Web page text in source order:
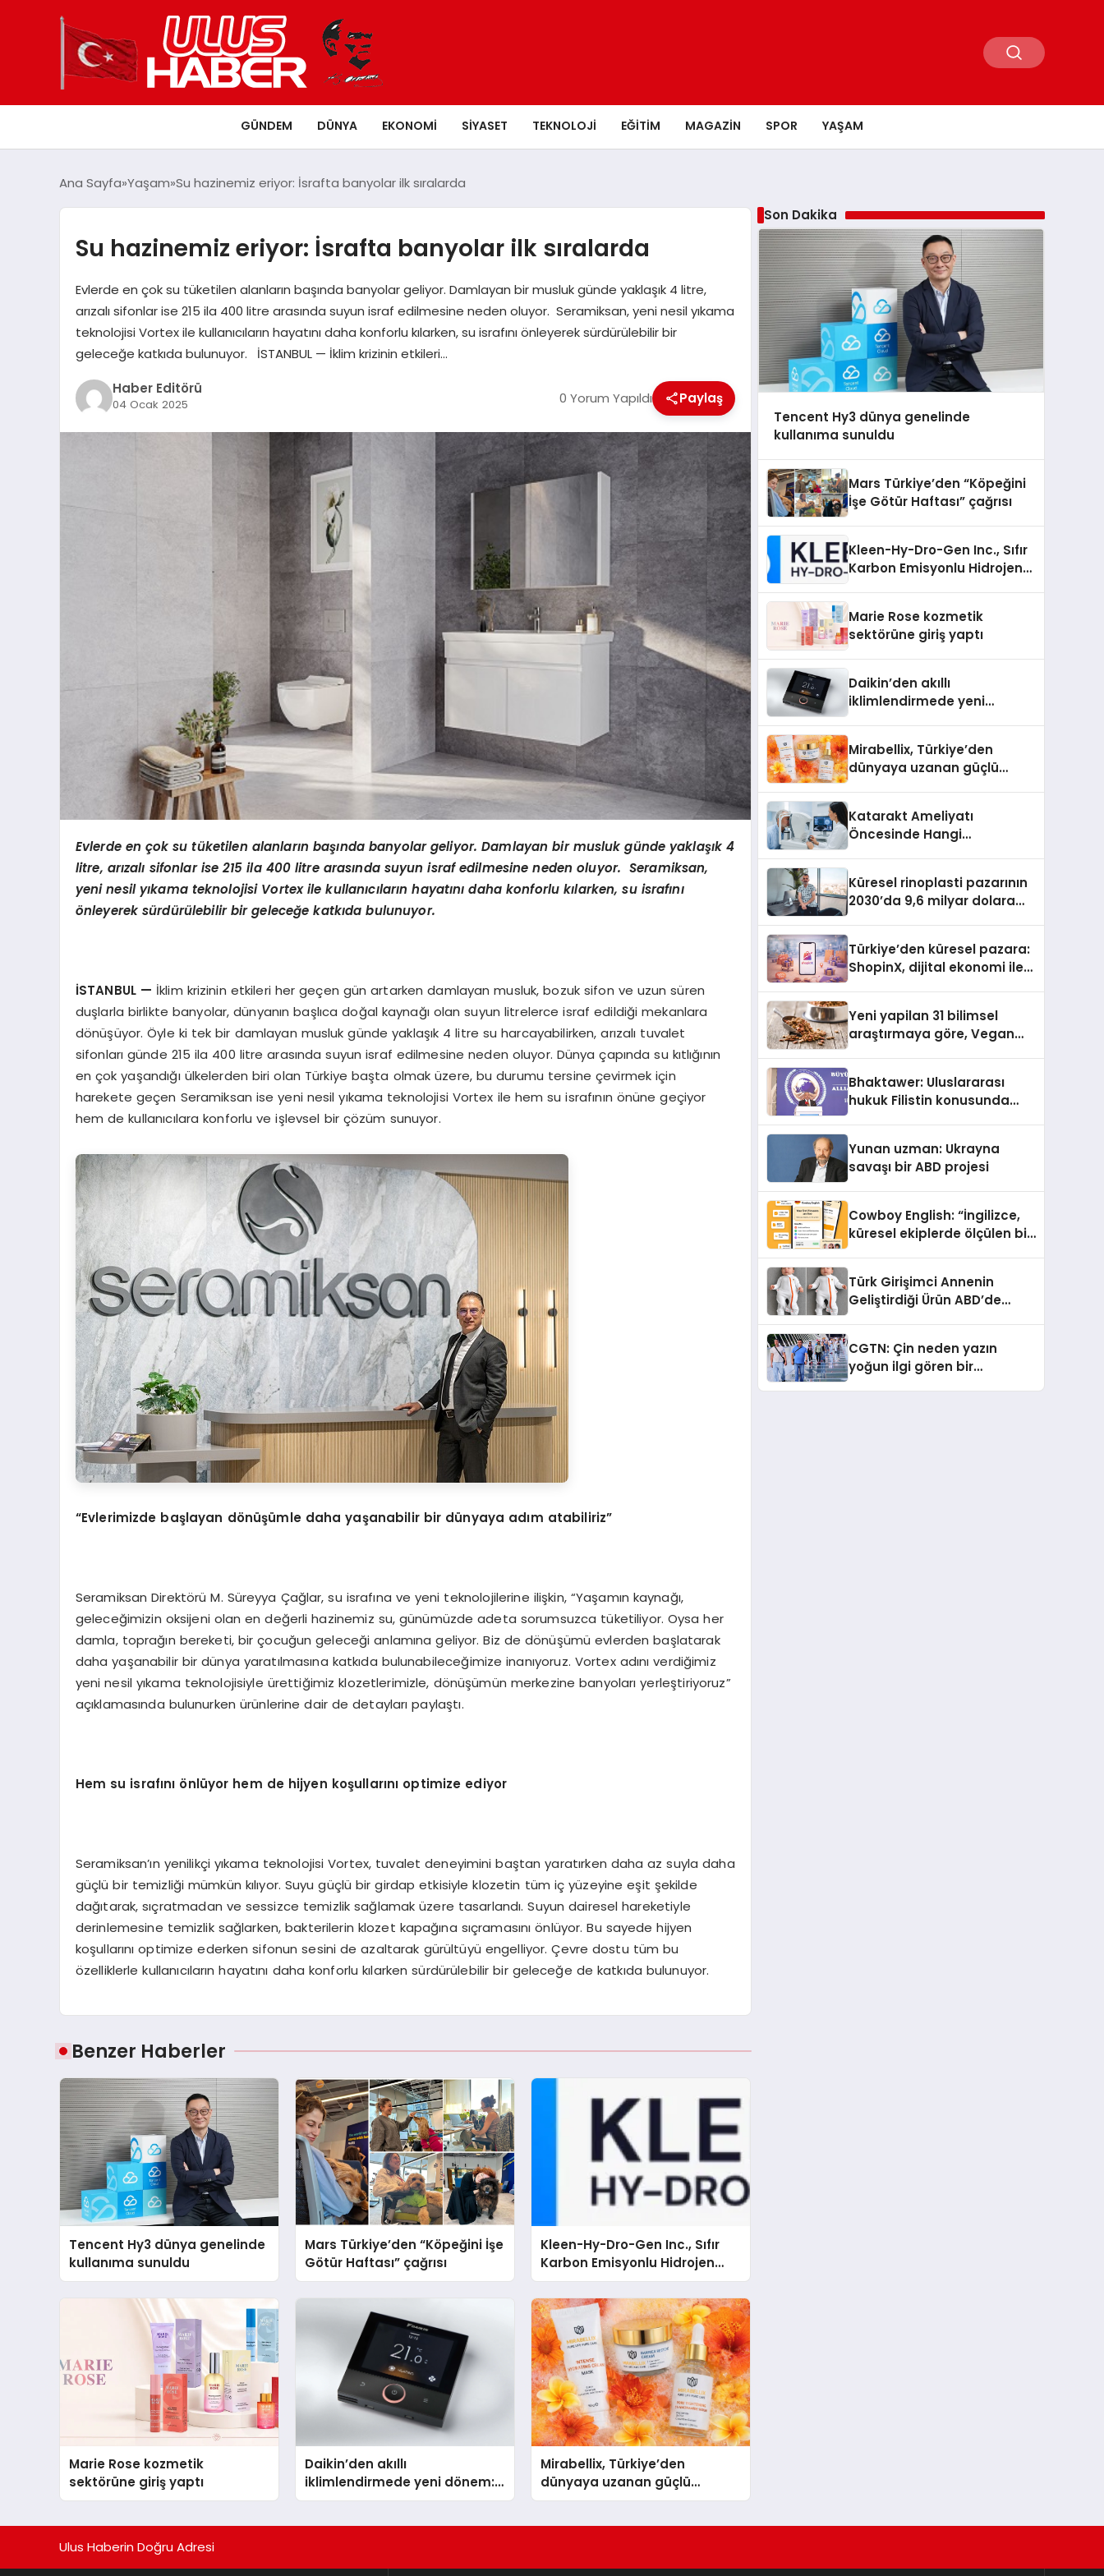
GÜNDEM DÜNYA EKONOMI SIYASET TEKNOLOJI EĞITIM MAGAZIN SPOR YAŞAM
Ana Sayfa Yaşam Su hazinemiz eriyor: İsrafta banyolar ilk sıralarda
Su hazinemiz eriyor: İsrafta banyolar ilk sıralarda
Evlerde en çok su tüketilen alanların başında banyolar geliyor. Damlayan bir musluk günde yaklaşık 4 litre,
arızalı sifonlar ise 215 ila 400 litre arasında suyun israf edilmesine neden oluyor. Seramiksan, yeni nesil yıkama
teknolojisi Vortex ile kullanıcıların hayatını daha konforlu kılarken, su israfını önleyerek sürdürülebilir bir
geleceğe katkıda bulunuyor. İSTANBUL — İklim krizinin etkileri…
Haber Editörü
04 Ocak 2025 0 Yorum Yapıldı Paylaş
Evlerde en çok su tüketilen alanların başında banyolargeliyor. Damlayan bir musluk günde yaklaşık 4
litre, arızalı sifonlar ise 215 ila 400 litre arasında suyun israf edilmesine neden oluyor. Seramiksan,
yeni nesil yıkama teknolojisi Vortex ile kullanıcıların hayatını daha konforlu kılarken, su israfını
önleyerek sürdürülebilir bir geleceğe katkıda bulunuyor.
İSTANBUL — İklim krizinin etkileri her geçen gün artarken damlayan musluk, bozuk sifon ve uzun süren
duşlarla birlikte banyolar, dünyanın başlıca doğal kaynağı olan suyun litrelerce israf edildiği mekanlara
dönüşüyor. Öyle ki tek bir damlayan musluk günde yaklaşık 4 litre su harcayabilirken, arızalı tuvalet
sifonları günde 215 ila 400 litre arasında suyun israf edilmesine neden oluyor. Dünya çapında su kıtlığının
en çok yaşandığı ülkelerden biri olan Türkiye başta olmak üzere, bu durumu tersine çevirmek için
harekete geçen Seramiksan ise yeni nesil yıkama teknolojisi Vortex ile hem su israfının önüne geçiyor
hem de kullanıcılara konforlu ve işlevsel bir çözüm sunuyor.
“Evlerimizde başlayan dönüşümle daha yaşanabilir bir dünyaya adım atabiliriz”
Seramiksan Direktörü M. Süreyya Çağlar, su israfına ve yeni teknolojilerine ilişkin, “Yaşamın kaynağı,
geleceğimizin oksijeni olan en değerli hazinemiz su, günümüzde adeta sorumsuzca tüketiliyor. Oysa her
damla, toprağın bereketi, bir çocuğun geleceği anlamına geliyor. Biz de dönüşümü evlerden başlatarak
daha yaşanabilir bir dünya yaratılmasına katkıda bulunabileceğimize inanıyoruz. Vortex adını verdiğimiz
yeni nesil yıkama teknolojisiyle ürettiğimiz klozetlerimizle, dönüşümün merkezine banyoları yerleştiriyoruz”
açıklamasında bulunurken ürünlerine dair de detayları paylaştı.
Hem su israfını önlüyor hem de hijyen koşullarını optimize ediyor
Seramiksan’ın yenilikçi yıkama teknolojisi Vortex, tuvalet deneyimini baştan yaratırken daha az suyla daha
güçlü bir temizliği mümkün kılıyor. Suyu güçlü bir girdap etkisiyle klozetin tüm iç yüzeyine eşit şekilde
dağıtarak, sıçratmadan ve sessizce temizlik sağlamak üzere tasarlandı. Suyun dairesel hareketiyle
derinlemesine temizlik sağlarken, bakterilerin klozet kapağına sıçramasını önlüyor. Bu sayede hijyen
koşullarını optimize ederken sifonun sesini de azaltarak gürültüyü engelliyor. Çevre dostu tüm bu
özelliklerle kullanıcıların hayatını daha konforlu kılarken sürdürülebilir bir geleceğe de katkıda bulunuyor.
Benzer Haberler
Tencent Hy3 dünya genelinde
kullanıma sunuldu
Mars Türkiye’den “Köpeğini İşe
Götür Haftası” çağrısı
Kleen-Hy-Dro-Gen Inc., Sıfır
Karbon Emisyonlu Hidrojen
Isıtma Teknolojisinde ISO ve
TSSA Düzenleyici Onaylarını
Aldı
Marie Rose kozmetik
sektörüne giriş yaptı
Daikin’den akıllı
iklimlendirmede yeni dönem:
Madoka Plus Türkiye’de
Mirabellix, Türkiye’den
dünyaya uzanan güçlü
büyümesini sürdürüyor
Son Dakika
Tencent Hy3 dünya genelinde
kullanıma sunuldu
Mars Türkiye’den “Köpeğini
İşe Götür Haftası” çağrısı
Kleen-Hy-Dro-Gen Inc., Sıfır
Karbon Emisyonlu Hidrojen
Aldı
Marie Rose kozmetik
sektörüne giriş yaptı
Daikin’den akıllı
iklimlendirmede yeni
Mirabellix, Türkiye’den
dünyaya uzanan güçlü
Katarakt Ameliyatı
Öncesinde Hangi
Küresel rinoplasti pazarının
2030’da 9,6 milyar dolara
Türkiye’den küresel pazara:
ShopinX, dijital ekonomi ile
Yeni yapilan 31 bilimsel
araştırmaya göre, Vegan
Sindirildiğini Ortaya Koydu
Bhaktawer: Uluslararası
hukuk Filistin konusunda
Yunan uzman: Ukrayna
savaşı bir ABD projesi
Cowboy English: “İngilizce,
küresel ekiplerde ölçülen bir
Türk Girişimci Annenin
Geliştirdiği Ürün ABD’de
Açısı Getiriyor.
CGTN: Çin neden yazın
yoğun ilgi gören bir
Ulus Haberin Doğru Adresi